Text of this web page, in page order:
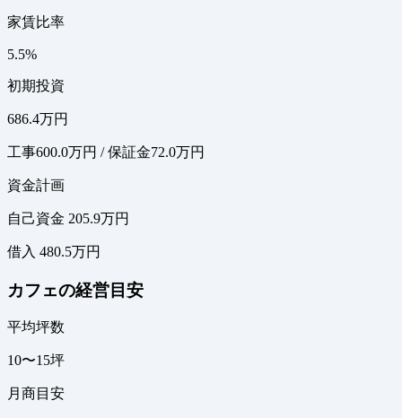
家賃比率
5.5%
初期投資
686.4万円
工事600.0万円 / 保証金72.0万円
資金計画
自己資金 205.9万円
借入 480.5万円
カフェの経営目安
平均坪数
10〜15坪
月商目安